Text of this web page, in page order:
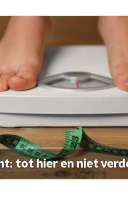
tot hier en niet